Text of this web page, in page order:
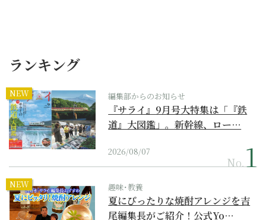
ランキング
NEW 編集部からのお知らせ
『サライ』9月号大特集は「『鉄
道』大図鑑」。新幹線、ロー…
2026/08/07
No.
NEW 趣味･教養
夏にぴったりな焼酎アレンジを吉
尾編集長がご紹介！公式Yo…